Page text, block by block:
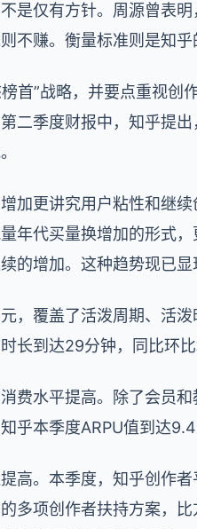
是仅有方针。周源曾表
不赚。衡量标准则是知乎
首”战略，并要点重视
二季度财报中，知乎提
加更讲究用户粘性和继
年代买量换增加的形式
的增加。这种趋势现已
，覆盖了活泼周期、活
长到达29分钟，同比环
费水平提高。除了会员
乎本季度ARPU值到达
高。本季度，知乎创作
多项创作者扶持方案，